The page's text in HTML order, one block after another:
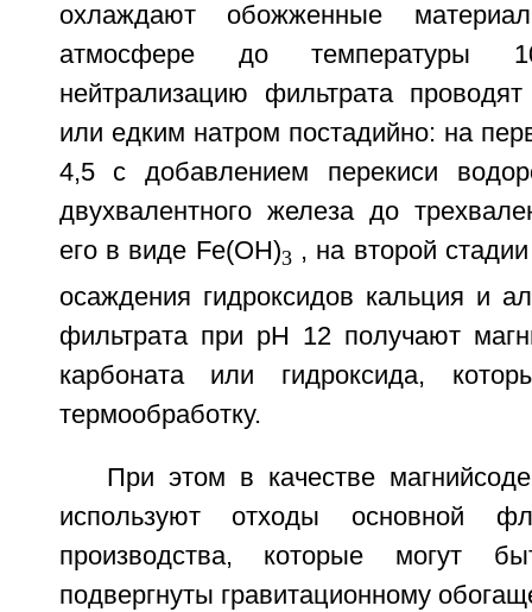
охлаждают обожженные
атмосфере до температуры
нейтрализацию фильтрата
или едким натром постадийно: на
4,5 с добавлением перекиси
двухвалентного железа до
его в виде Fe(ОН)3 , на второй
осаждения гидроксидов кальция и
фильтрата при pH 12 получают
карбоната или гидроксида,
термообработку.
При этом в качестве
используют отходы основной
производства, которые могут
подвергнуты гравитационному